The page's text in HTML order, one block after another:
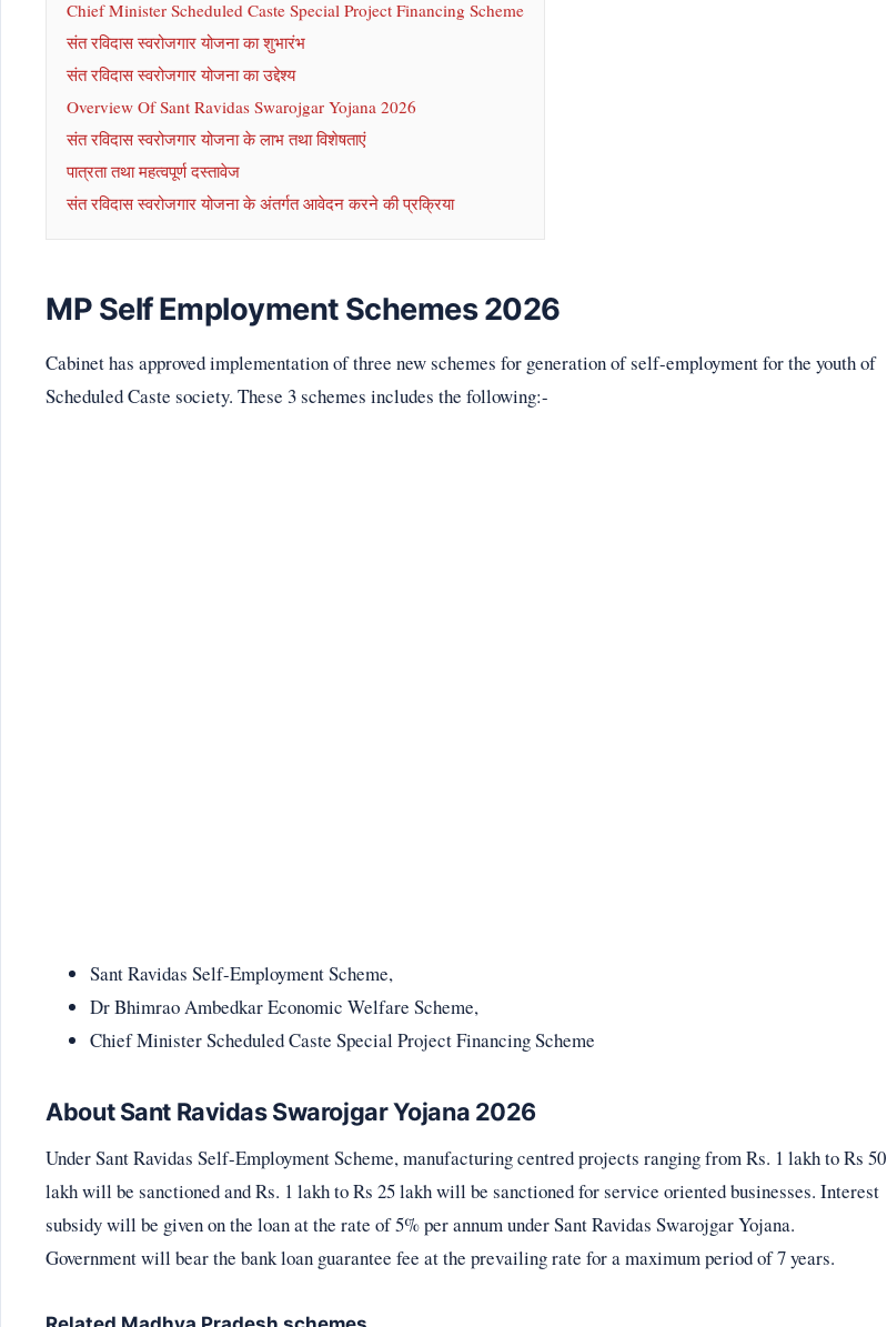
Chief Minister Scheduled Caste Special Project Financing Scheme
संत रविदास स्वरोजगार योजना का शुभारंभ
संत रविदास स्वरोजगार योजना का उद्देश्य
Overview Of Sant Ravidas Swarojgar Yojana 2026
संत रविदास स्वरोजगार योजना के लाभ तथा विशेषताएं
पात्रता तथा महत्वपूर्ण दस्तावेज
संत रविदास स्वरोजगार योजना के अंतर्गत आवेदन करने की प्रक्रिया
MP Self Employment Schemes 2026
Cabinet has approved implementation of three new schemes for generation of self-employment for the youth of
Scheduled Caste society. These 3 schemes includes the following:-
Sant Ravidas Self-Employment Scheme,
Dr Bhimrao Ambedkar Economic Welfare Scheme,
Chief Minister Scheduled Caste Special Project Financing Scheme
About Sant Ravidas Swarojgar Yojana 2026
Under Sant Ravidas Self-Employment Scheme, manufacturing centred projects ranging from Rs. 1 lakh to Rs 50
lakh will be sanctioned and Rs. 1 lakh to Rs 25 lakh will be sanctioned for service oriented businesses. Interest
subsidy will be given on the loan at the rate of 5% per annum under Sant Ravidas Swarojgar Yojana.
Government will bear the bank loan guarantee fee at the prevailing rate for a maximum period of 7 years.